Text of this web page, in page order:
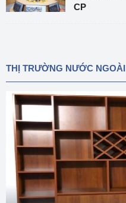
CP
THỊ TRƯỜNG NƯỚC NGOÀI